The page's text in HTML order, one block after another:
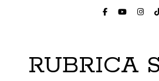
RUBRICA